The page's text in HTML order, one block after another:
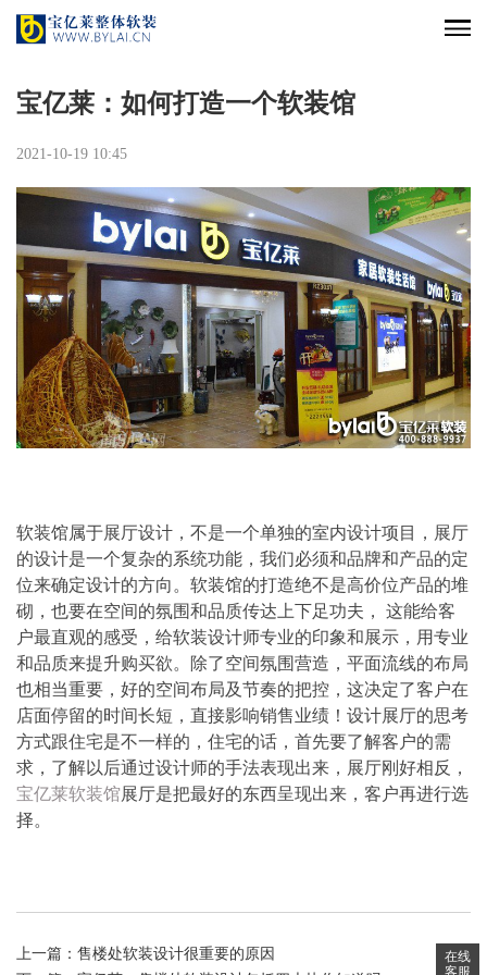
宝亿莱：如何打造一个软装馆
2021-10-19 10:45
软装馆属于展厅设计，不是一个单独的室内设计项目，展厅
的设计是一个复杂的系统功能，我们必须和品牌和产品的定
位来确定设计的方向。软装馆的打造绝不是高价位产品的堆
砌，也要在空间的氛围和品质传达上下足功夫， 这能给客
户最直观的感受，给软装设计师专业的印象和展示，用专业
和品质来提升购买欲。除了空间氛围营造，平面流线的布局
也相当重要，好的空间布局及节奏的把控，这决定了客户在
店面停留的时间长短，直接影响销售业绩！设计展厅的思考
方式跟住宅是不一样的，住宅的话，首先要了解客户的需
求，了解以后通过设计师的手法表现出来，展厅刚好相反，
宝亿莱软装馆展厅是把最好的东西呈现出来，客户再进行选
择。
上一篇： 售楼处软装设计很重要的原因
在线
客服